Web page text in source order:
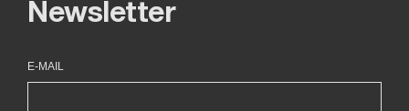
Newsletter
E-MAIL